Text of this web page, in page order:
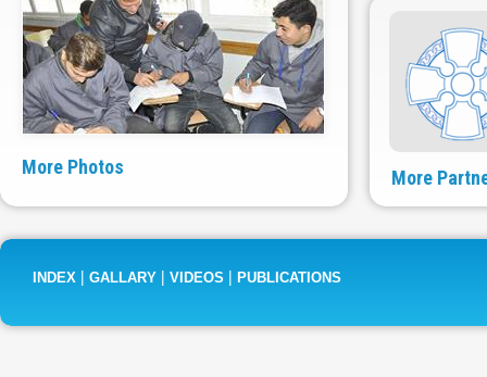
More Photos More
INDEX | GALLARY | VIDEOS | PUBLICATIONS